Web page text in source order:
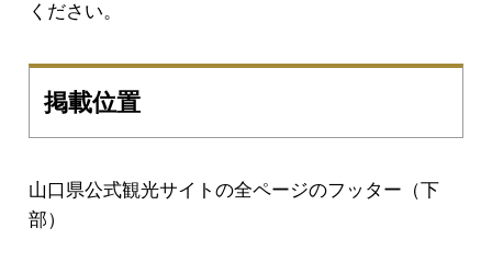
ください。
掲載位置
山口県公式観光サイトの全ページのフッター（下
部）